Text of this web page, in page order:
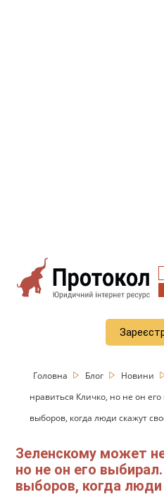
Головна Блог Новини
нравиться Кличко, но не он
выборов, когда люди скажут
Зеленскому может
но не он его
выборов, когда